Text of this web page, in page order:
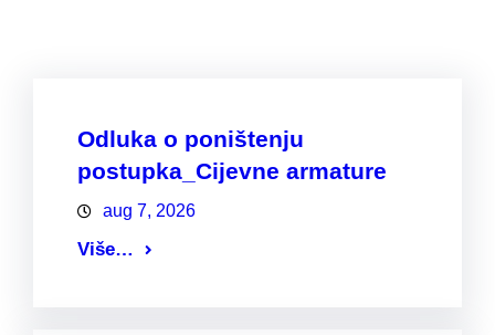
Odluka o poništenju
postupka_Cijevne armature
aug 7, 2026
Više…